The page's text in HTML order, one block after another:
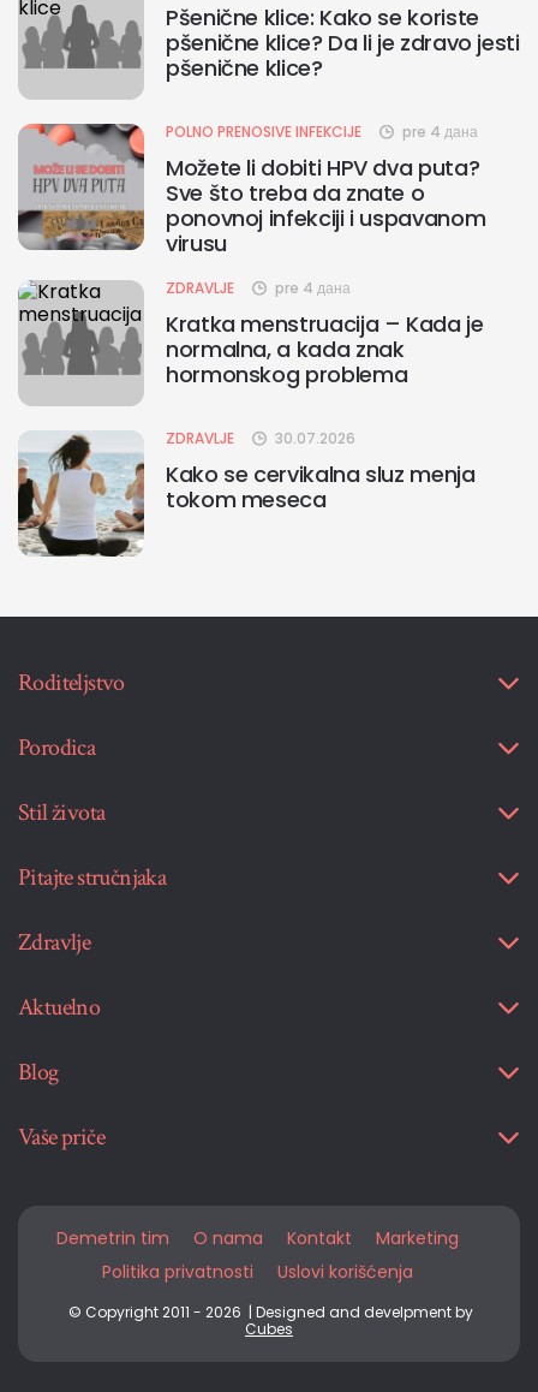
Pšenične klice: Kako se koriste
pšenične klice? Da li je zdravo jesti
pšenične klice?
POLNO PRENOSIVE INFEKCIJE pre 4 дана
Možete li dobiti HPV dva puta?
Sve što treba da znate o
ponovnoj infekciji i uspavanom
virusu
ZDRAVLJE pre 4 дана
Kratka menstruacija – Kada je
normalna, a kada znak
hormonskog problema
ZDRAVLJE 30.07.2026
Kako se cervikalna sluz menja
tokom meseca
Roditeljstvo
Porodica
Stil života
Pitajte stručnjaka
Zdravlje
Aktuelno
Blog
Vaše priče
Demetrin tim O nama Kontakt
Marketing
Politika privatnosti
Uslovi korišćenja
© Copyright 2011 - 2026 | Designed and develpment by
Cubes